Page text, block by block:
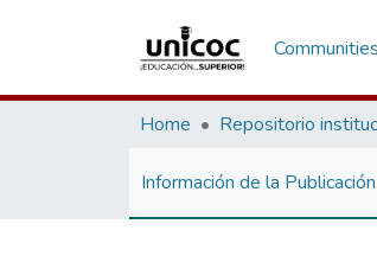
Home
Información de la Publicación